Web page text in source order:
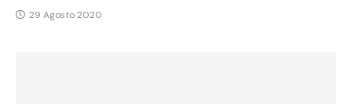
29 Agosto 2020